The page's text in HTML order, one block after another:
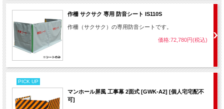
作柵 サクサク 専用 防音シート IS110S
作柵（サクサク）の専用防音シートです。
価格:72,780円(税込)
PICK UP
マンホール屏風 工事幕 2面式 [GWK-A2] [個人宅宅配不
可]